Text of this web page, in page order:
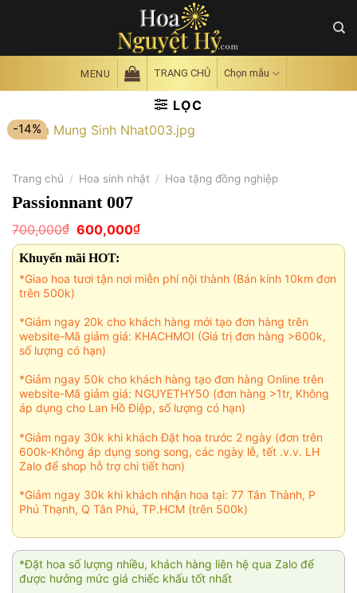
MENU TRANG CHỦ Chọn mẫu
LỌC
-14%
Trang chủ / Hoa sinh nhật / Hoa tặng đồng nghiệp
Passionnant 007
700,000₫ Giá
gốc
là:
700,000₫.
600,000₫Giá
hiện
600,000₫.
Khuyến mãi HOT:
*Giao hoa tươi tận nơi miễn phí nội thành (Bán kính 10km đơn
trên 500k)
*Giảm ngay 20k cho khách hàng mới tạo đơn hàng trên
website-Mã giảm giá: KHACHMOI (Giá trị đơn hàng >600k,
số lượng có hạn)
*Giảm ngay 50k cho khách hàng tạo đơn hàng Online trên
website-Mã giảm giá: NGUYETHY50 (đơn hàng >1tr, Không
áp dụng cho Lan Hồ Điệp, số lượng có hạn)
*Giảm ngay 30k khi khách Đặt hoa trước 2 ngày (đơn trên
600k-Không áp dụng song song, các ngày lễ, tết .v.v. LH
Zalo để shop hỗ trợ chi tiết hơn)
*Giảm ngay 30k khi khách nhận hoa tại: 77 Tân Thành, P
Phú Thạnh, Q Tân Phú, TP.HCM (trên 500k)
*Đặt hoa số lượng nhiều, khách hàng liên hệ qua Zalo để
được hưởng mức giá chiếc khấu tốt nhất